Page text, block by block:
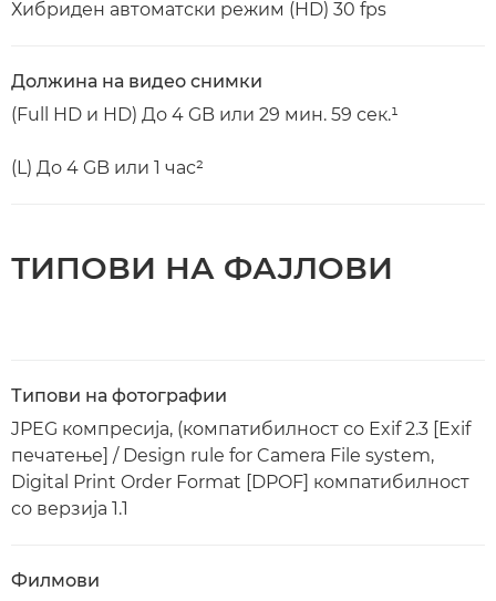
Хибриден автоматски режим (HD) 30 fps
Должина на видео снимки
(Full HD и HD) До 4 GB или 29 мин. 59 сек.¹
(L) До 4 GB или 1 час²
ТИПОВИ НА ФАЈЛОВИ
Типови на фотографии
JPEG компресија, (компатибилност со Exif 2.3 [Exif
печатење] / Design rule for Camera File system,
Digital Print Order Format [DPOF] компатибилност
со верзија 1.1
Филмови